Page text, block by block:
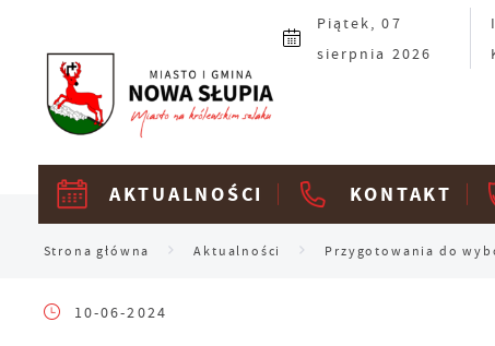
Przejdź do ustawień wielkości czcionki.Piątek, 07
sierpnia 2026
AKTUALNOŚCI KONTAKT
Strona główna Aktualności Przygotowania do
10-06-2024